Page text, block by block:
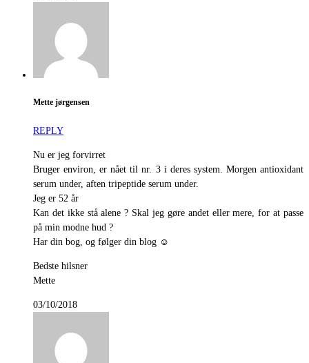
Mette jørgensen
REPLY
Nu er jeg forvirret
Bruger environ, er nået til nr. 3 i deres system. Morgen antioxidant
serum under, aften tripeptide serum under.
Jeg er 52 år
Kan det ikke stå alene ? Skal jeg gøre andet eller mere, for at passe
på min modne hud ?
Har din bog, og følger din blog ☺️
Bedste hilsner
Mette
03/10/2018